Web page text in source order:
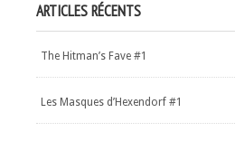
ARTICLES RÉCENTS
The Hitman’s Fave #1
Les Masques d’Hexendorf #1